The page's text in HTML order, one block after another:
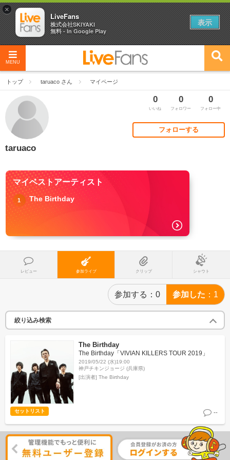
MENU
トップ taruaco さん マイページ
0
いいね
0
フォロワー
0
フォロー中
フォローする
taruaco
マイベストアーティスト
1 The Birthday
レビュー 参加ライブ クリップ シャウト
参加する 0 参加した 1
絞り込み検索
The Birthday
The Birthday「VIVIAN KILLERS TOUR 2019」
2019/05/22 (水)19:00
神戸チキンジョージ (兵庫県)
[出演者] The Birthday
セットリスト --
×
LiveFans
株式会社SKIYAKI
無料 - In Google Play
表示